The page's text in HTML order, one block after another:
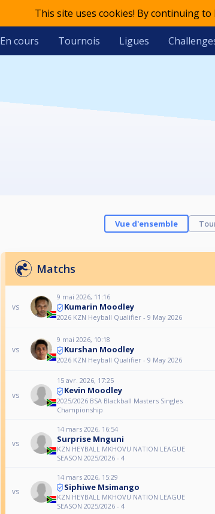
This site uses cookies! By continuing
En cours Tournois Ligues
Vue d'ensemble
Matchs
vs
9 mai 2026, 11:16
Kumarin Moodley
2026 KZN Heyball Qualifier - 9 May 2026
vs
9 mai 2026, 10:18
Kurshan Moodley
2026 KZN Heyball Qualifier - 9 May 2026
vs
15 avr. 2026, 17:25
Kevin Moodley
2025/2026 BSA Blackball Masters Singles
Championship
vs
14 mars 2026, 16:54
Surprise Mnguni
KZN HEYBALL MKHOVU NATION LEAGUE
SEASON 2025/2026 - 4
vs
14 mars 2026, 15:29
Siphiwe Msimango
KZN HEYBALL MKHOVU NATION LEAGUE
SEASON 2025/2026 - 4